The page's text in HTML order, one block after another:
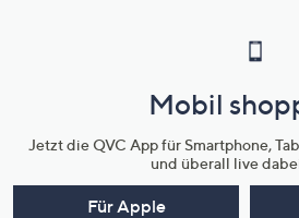
Mobil
Jetzt die QVC App für Smartphone,
und überall live
Für Apple